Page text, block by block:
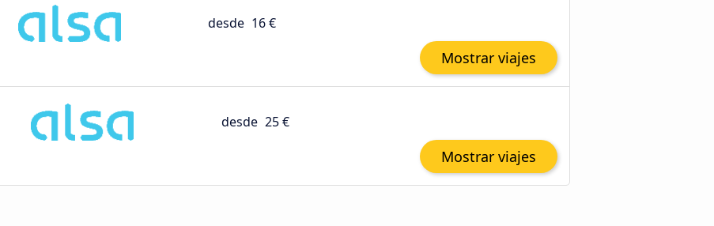
desde 16 €
Mostrar viajes
desde 25 €
Mostrar viajes